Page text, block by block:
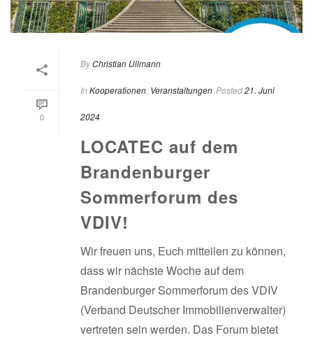
0
ByChristian Ullmann
In Kooperationen Veranstaltungen Posted21. Juni
2024
LOCATEC auf dem
Brandenburger
Sommerforum des
VDIV!
Wir freuen uns, Euch mitteilen zu können,
dass wir nächste Woche auf dem
Brandenburger Sommerforum des VDIV
(Verband Deutscher Immobilienverwalter)
vertreten sein werden. Das Forum bietet